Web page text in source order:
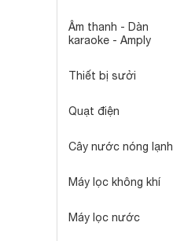
Âm thanh - Dàn
karaoke - Amply
Thiết bị sưởi
Quạt điện
Cây nước nóng lạnh
Máy lọc không khí
Máy lọc nước